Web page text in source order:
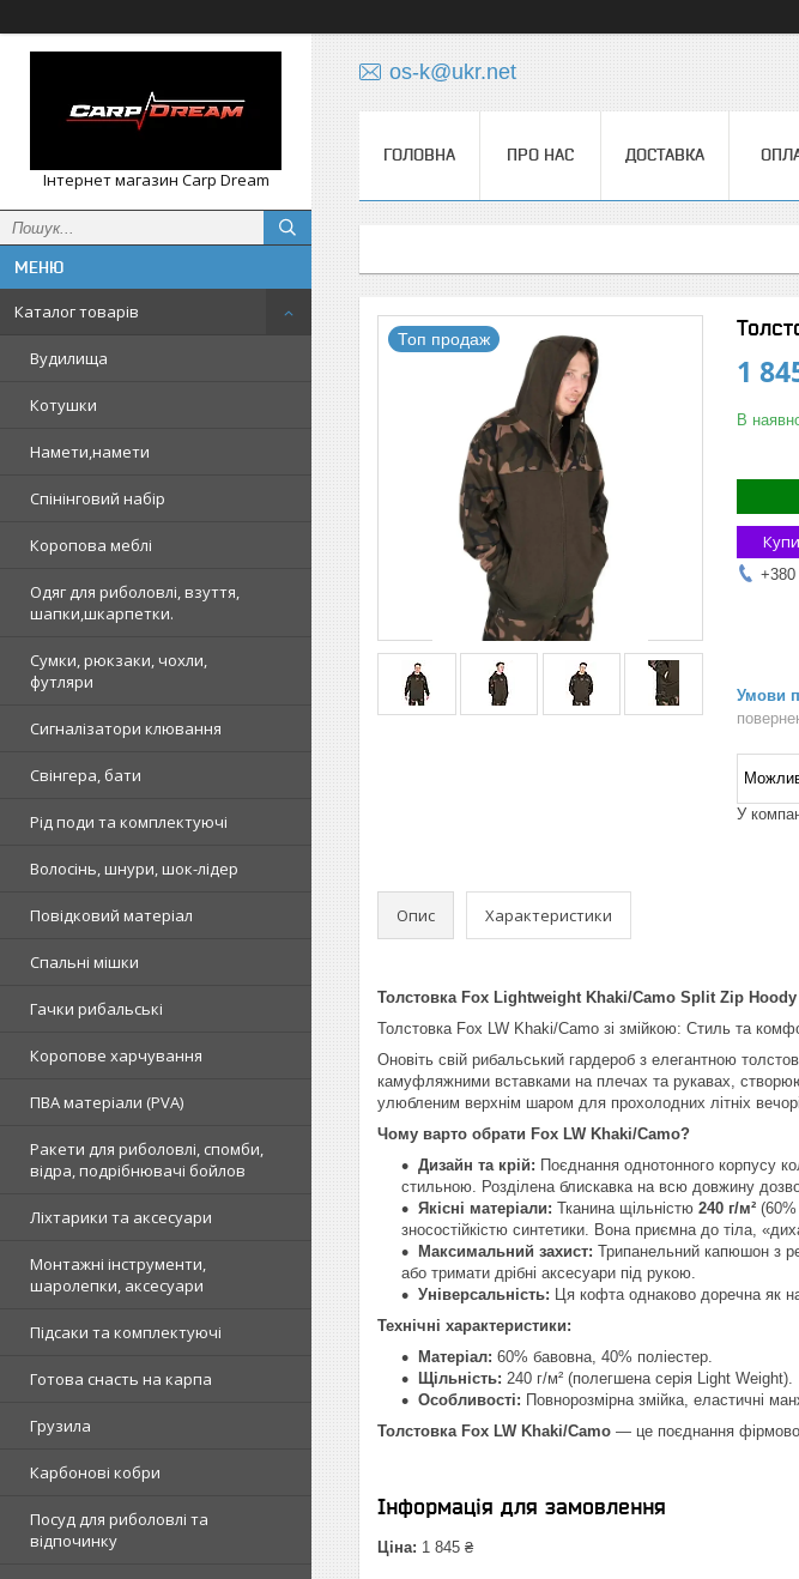
Інтернет магазин Carp Dream
Каталог товарів
Вудилища
Котушки
Намети,намети
Спінінговий набір
Коропова меблі
Одяг для риболовлі, взуття,
шапки,шкарпетки.
Сумки, рюкзаки, чохли,
футляри
Сигналізатори клювання
Свінгера, бати
Рід поди та комплектуючі
Волосінь, шнури, шок-лідер
Повідковий матеріал
Спальні мішки
Гачки рибальські
Коропове харчування
ПВА матеріали (PVA)
Ракети для риболовлі, спомби,
відра, подрібнювачі бойлов
Ліхтарики та аксесуари
Монтажні інструменти,
шаролепки, аксесуари
Підсаки та комплектуючі
Готова снасть на карпа
Грузила
Карбонові кобри
Посуд для риболовлі та
відпочинку
os-k@ukr.net
ГОЛОВНА ПРО НАС ДОСТАВКА
Топ продаж
1
В
+380
У
Опис Характеристики
Толстовка Fox Lightweight Khaki/Camo Split Zip Hoody
Толстовка Fox LW Khaki/Camo зі змійкою: Стиль та
Оновіть свій рибальський гардероб з елегантною
камуфляжними вставками на плечах та рукавах,
улюбленим верхнім шаром для прохолодних літніх
Чому варто обрати Fox LW Khaki/Camo?
Дизайн та крій: Поєднання однотонного корпусу
стильною. Розділена блискавка на всю довжину
Якісні матеріали: Тканина щільністю 240 г/м² (60%
зносостійкістю синтетики. Вона приємна до тіла,
Максимальний захист: Трипанельний капюшон з
або тримати дрібні аксесуари під рукою.
Універсальність: Ця кофта однаково доречна як
Технічні характеристики:
Матеріал: 60% бавовна, 40% поліестер.
Щільність: 240 г/м² (полегшена серія Light Weight).
Особливості: Повнорозмірна змійка, еластичні
Толстовка Fox LW Khaki/Camo — це поєднання
Інформація для замовлення
Ціна: 1 845 ₴